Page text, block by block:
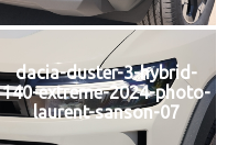
dacia-duster-3-hybrid-
140-extreme-2024-photo-
laurent-sanson-07